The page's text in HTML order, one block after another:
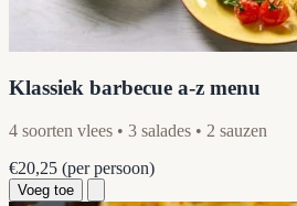
Klassiek barbecue a-z menu
4 soorten vlees • 3 salades • 2 sauzen
€20,25 (per persoon)
Voeg toe